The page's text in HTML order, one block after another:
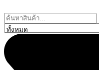
to
content
Search
...